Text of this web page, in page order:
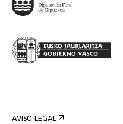
AVISO LEGAL